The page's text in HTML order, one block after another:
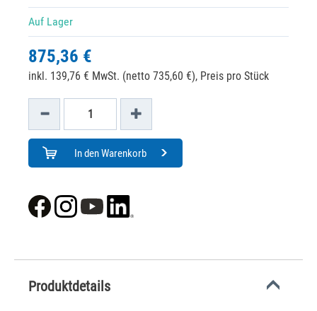
Auf Lager
875,36 €
inkl. 139,76 € MwSt. (netto 735,60 €), Preis pro Stück
In den Warenkorb
Produktdetails